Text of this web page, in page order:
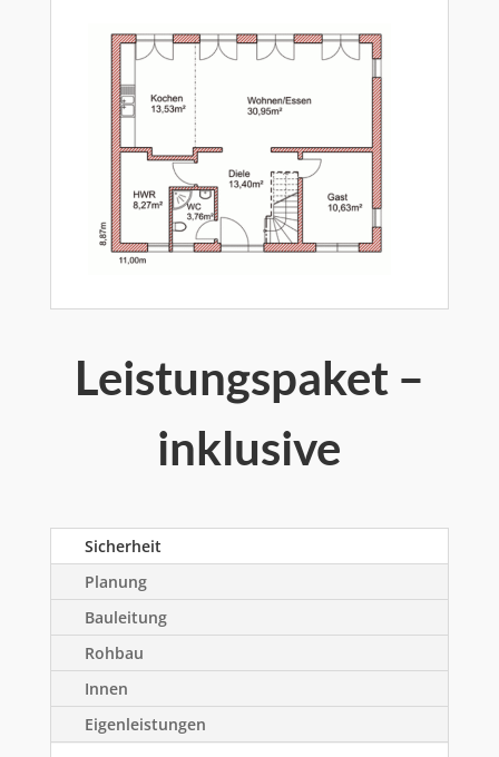
Leistungspaket –
inklusive
Sicherheit
Planung
Bauleitung
Rohbau
Innen
Eigenleistungen